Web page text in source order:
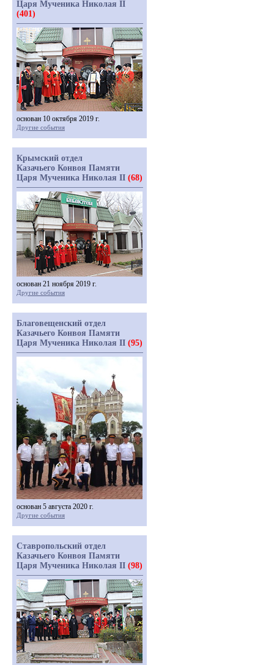
Царя Мученика Николая II
(401)
основан 10 октября 2019 г.
Другие события
Крымский отдел
Казачьего Конвоя Памяти
Царя Мученика Николая II (68)
основан 21 ноября 2019 г.
Другие события
Благовещенский отдел
Казачьего Конвоя Памяти
Царя Мученика Николая II (95)
основан 5 августа 2020 г.
Другие события
Ставропольский отдел
Казачьего Конвоя Памяти
Царя Мученика Николая II (98)